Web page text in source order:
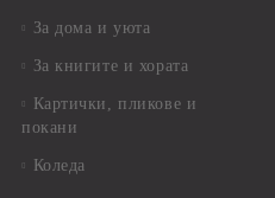
За дома и уюта
За книгите и хората
Картички, пликове и
покани
Коледа